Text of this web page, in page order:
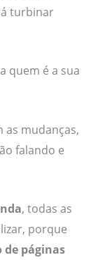
turbinar
quem é a sua
as mudanças,
falando e
, todas as
porque
de páginas